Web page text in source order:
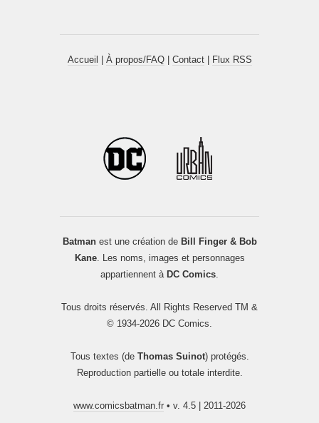
Accueil À propos/FAQ| Contact| Flux RSS
Batmanest une création de Bill Finger & Bob
Kane. Les noms, images et personnages
appartiennent à DC Comics.
Tous droits réservés. All Rights Reserved TM &
© 1934-2026 DC Comics.
Tous textes (de Thomas Suinot) protégés.
Reproduction partielle ou totale interdite.
www.comicsbatman.fr • v. 4.5 | 2011-2026